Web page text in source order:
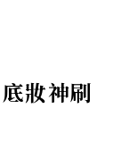
妝神刷